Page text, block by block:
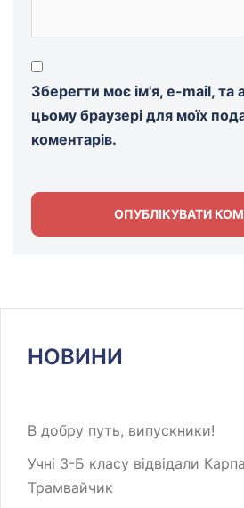
Зберегти моє ім'я, e-mail, та
цьому браузері для моїх
коментарів.
НОВИНИ
В добру путь, випускники!
Учні 3-Б класу відвідали
Трамвайчик